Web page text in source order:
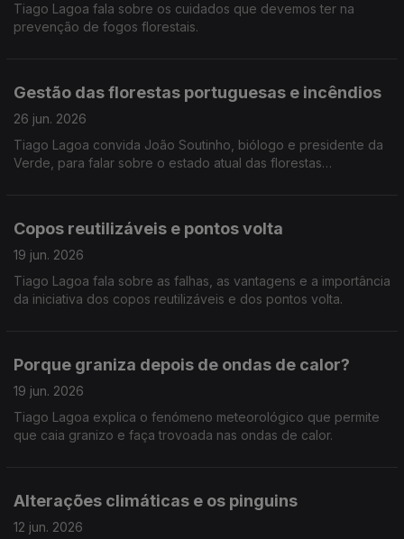
Tiago Lagoa fala sobre os cuidados que devemos ter na
prevenção de fogos florestais.
Gestão das florestas portuguesas e incêndios
26 jun. 2026
Tiago Lagoa convida João Soutinho, biólogo e presidente da
Verde, para falar sobre o estado atual das florestas
Copos reutilizáveis e pontos volta
19 jun. 2026
Tiago Lagoa fala sobre as falhas, as vantagens e a importância
da iniciativa dos copos reutilizáveis e dos pontos volta.
Porque graniza depois de ondas de calor?
19 jun. 2026
Tiago Lagoa explica o fenómeno meteorológico que permite
que caia granizo e faça trovoada nas ondas de calor.
Alterações climáticas e os pinguins
12 jun. 2026